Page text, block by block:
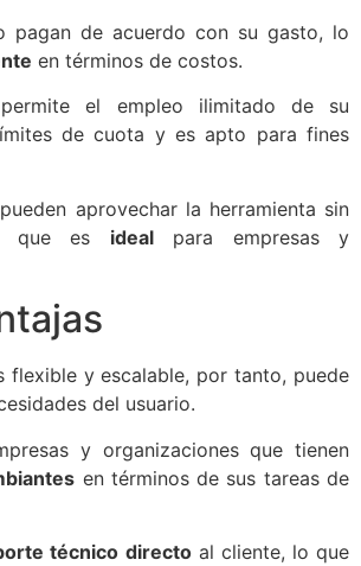
pagan de acuerdo con su gasto, lo
en términos de costos.
el empleo ilimitado de su
de cuota y es apto para fines
aprovechar la herramienta sin
que es idealpara empresas y
flexible y escalable, por tanto, puede
del usuario.
y organizaciones que tienen
en términos de sus tareas de
técnico directoal cliente, lo que